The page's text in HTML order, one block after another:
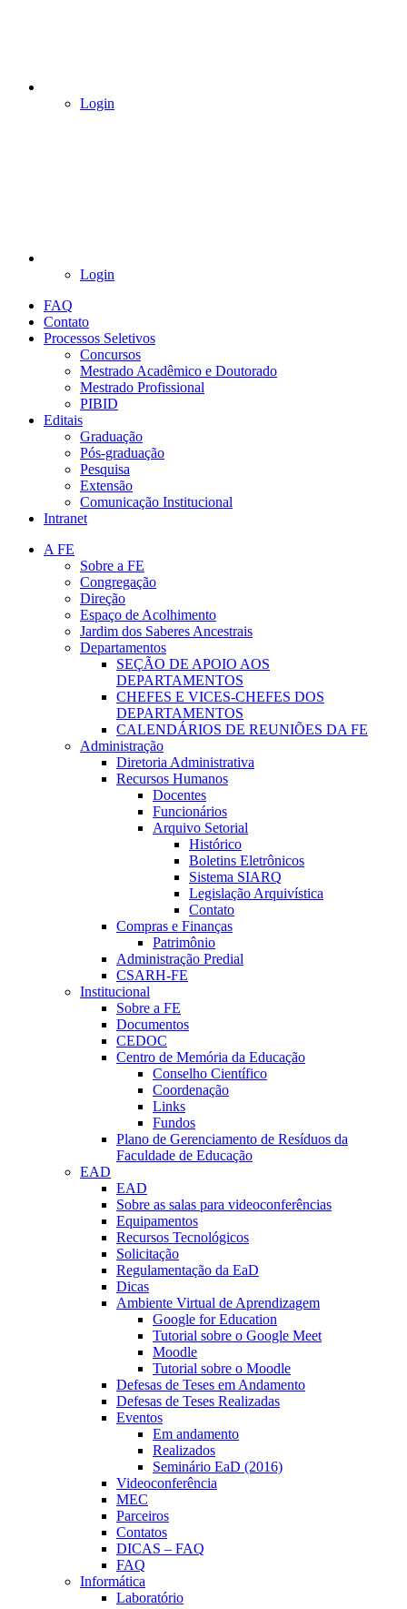
Login
Login
FAQ
Contato
Processos Seletivos
Concursos
Mestrado Acadêmico e Doutorado
Mestrado Profissional
PIBID
Editais
Graduação
Pós-graduação
Pesquisa
Extensão
Comunicação Institucional
Intranet
A FE
Sobre a FE
Congregação
Direção
Espaço de Acolhimento
Jardim dos Saberes Ancestrais
Departamentos
SEÇÃO DE APOIO AOS
DEPARTAMENTOS
CHEFES E VICES-CHEFES DOS
DEPARTAMENTOS
CALENDÁRIOS DE REUNIÕES DA FE
Administração
Diretoria Administrativa
Recursos Humanos
Docentes
Funcionários
Arquivo Setorial
Histórico
Boletins Eletrônicos
Sistema SIARQ
Legislação Arquivística
Contato
Compras e Finanças
Patrimônio
Administração Predial
CSARH-FE
Institucional
Sobre a FE
Documentos
CEDOC
Centro de Memória da Educação
Conselho Científico
Coordenação
Links
Fundos
Plano de Gerenciamento de Resíduos da
Faculdade de Educação
EAD
EAD
Sobre as salas para videoconferências
Equipamentos
Recursos Tecnológicos
Solicitação
Regulamentação da EaD
Dicas
Ambiente Virtual de Aprendizagem
Google for Education
Tutorial sobre o Google Meet
Moodle
Tutorial sobre o Moodle
Defesas de Teses em Andamento
Defesas de Teses Realizadas
Eventos
Em andamento
Realizados
Seminário EaD (2016)
Videoconferência
MEC
Parceiros
Contatos
DICAS – FAQ
FAQ
Informática
Laboratório